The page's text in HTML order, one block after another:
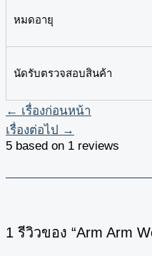
หมดอายุ
นัดรับตรวจสอบสินค้า
← เรื่องก่อนหน้า
เรื่องต่อไป →
5 based on 1 reviews
1 รีวิวของ “Arm Arm